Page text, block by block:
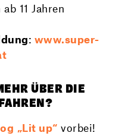
11 Jahren
: www.super-
ÜBER DIE
„Lit up“ vorbei!